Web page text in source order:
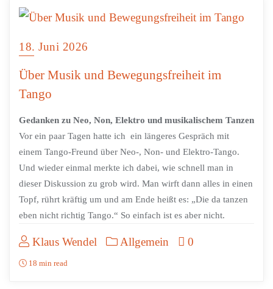
18. Juni 2026
Über Musik und Bewegungsfreiheit im
Tango
Gedanken zu Neo, Non, Elektro und musikalischem Tanzen
Vor ein paar Tagen hatte ich ein längeres Gespräch mit
einem Tango-Freund über Neo-, Non- und Elektro-Tango.
Und wieder einmal merkte ich dabei, wie schnell man in
dieser Diskussion zu grob wird. Man wirft dann alles in einen
Topf, rührt kräftig um und am Ende heißt es: „Die da tanzen
eben nicht richtig Tango.“ So einfach ist es aber nicht.
Klaus Wendel Allgemein 0
18 min read